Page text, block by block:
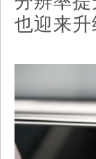
也迎来升